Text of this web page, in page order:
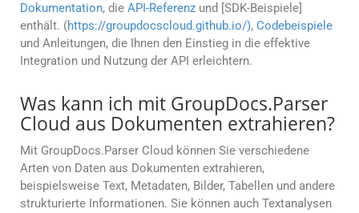
Dokumentation, die API-Referenz und [SDK-Beispiele]
enthält. (https://groupdocscloud.github.io/), Codebeispiele
und Anleitungen, die Ihnen den Einstieg in die effektive
Integration und Nutzung der API erleichtern.
Was kann ich mit GroupDocs.Parser
Cloud aus Dokumenten extrahieren?
Mit GroupDocs.Parser Cloud können Sie verschiedene
Arten von Daten aus Dokumenten extrahieren,
beispielsweise Text, Metadaten, Bilder, Tabellen und andere
strukturierte Informationen. Sie können auch Textanalysen